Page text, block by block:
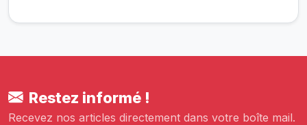
Restez informé !
Recevez nos articles directement dans votre boîte mail.